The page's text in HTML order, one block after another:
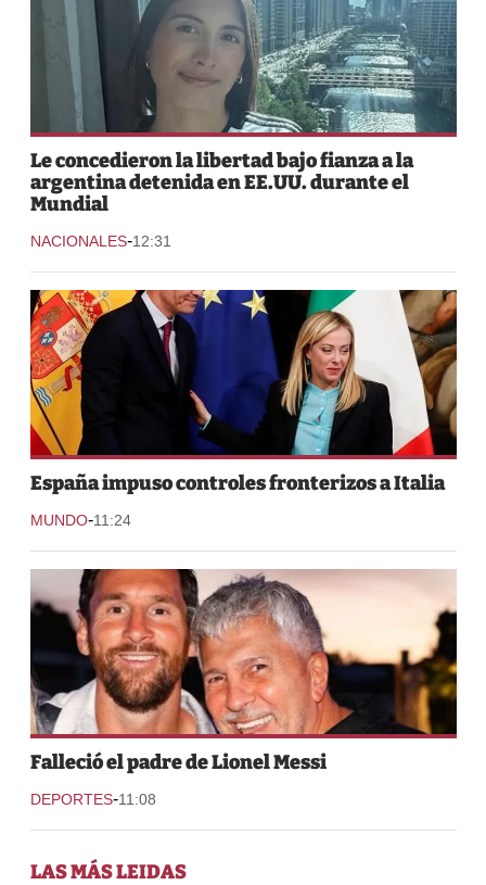
Le concedieron la libertad bajo fianza a la
argentina detenida en EE.UU. durante el
Mundial
NACIONALES-12:31
España impuso controles fronterizos a Italia
MUNDO-11:24
Falleció el padre de Lionel Messi
DEPORTES-11:08
LAS MÁS LEIDAS